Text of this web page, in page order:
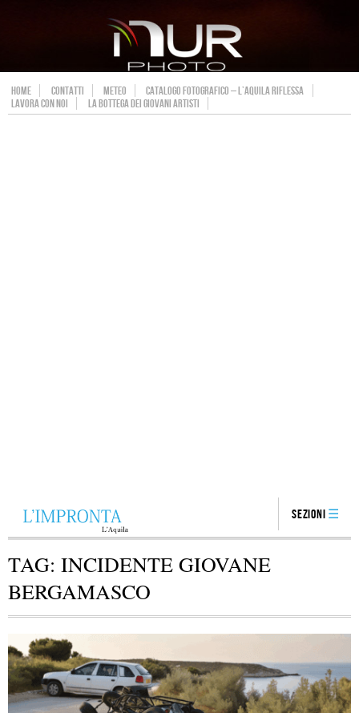
HOME CONTATTI METEO
CATALOGO FOTOGRAFICO – L’AQUILA RIFLESSA
LAVORA CON NOI
LA BOTTEGA DEI GIOVANI ARTISTI
Sezioni
TAG: INCIDENTE GIOVANE
BERGAMASCO